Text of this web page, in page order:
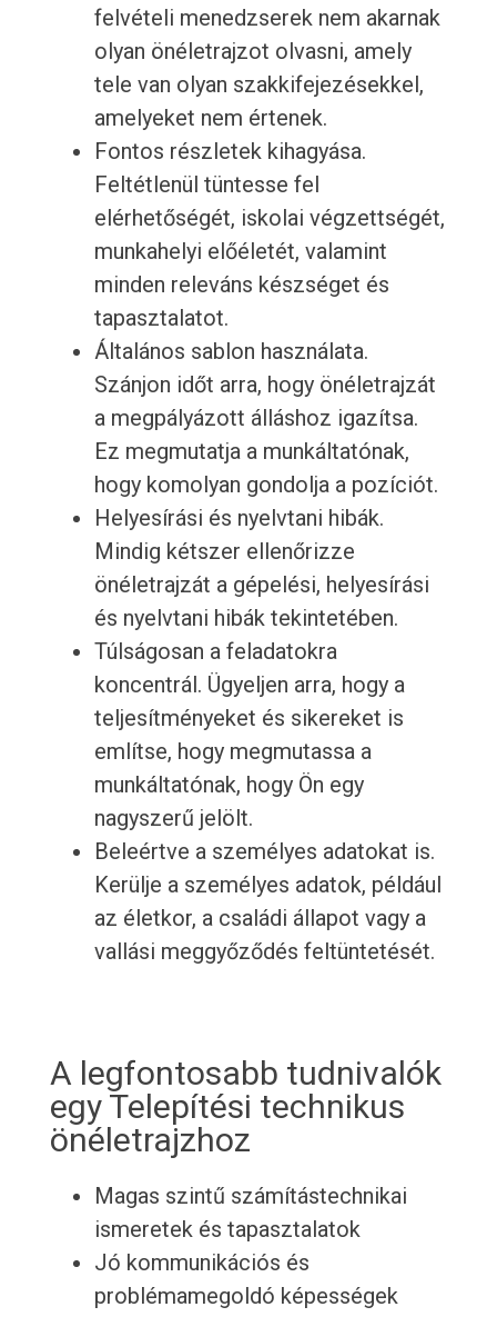
felvételi menedzserek nem akarnak
olyan önéletrajzot olvasni, amely
tele van olyan szakkifejezésekkel,
amelyeket nem értenek.
Fontos részletek kihagyása.
Feltétlenül tüntesse fel
elérhetőségét, iskolai végzettségét,
munkahelyi előéletét, valamint
minden releváns készséget és
tapasztalatot.
Általános sablon használata.
Szánjon időt arra, hogy önéletrajzát
a megpályázott álláshoz igazítsa.
Ez megmutatja a munkáltatónak,
hogy komolyan gondolja a pozíciót.
Helyesírási és nyelvtani hibák.
Mindig kétszer ellenőrizze
önéletrajzát a gépelési, helyesírási
és nyelvtani hibák tekintetében.
Túlságosan a feladatokra
koncentrál. Ügyeljen arra, hogy a
teljesítményeket és sikereket is
említse, hogy megmutassa a
munkáltatónak, hogy Ön egy
nagyszerű jelölt.
Beleértve a személyes adatokat is.
Kerülje a személyes adatok, például
az életkor, a családi állapot vagy a
vallási meggyőződés feltüntetését.
A legfontosabb tudnivalók
egy Telepítési technikus
önéletrajzhoz
Magas szintű számítástechnikai
ismeretek és tapasztalatok
Jó kommunikációs és
problémamegoldó képességek